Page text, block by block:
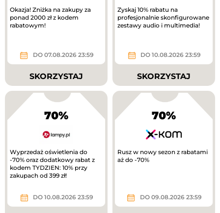
Okazja! Zniżka na zakupy za
ponad 2000 zł z kodem
rabatowym!
DO 07.08.2026 23:59
SKORZYSTAJ
Zyskaj 10% rabatu na
profesjonalnie skonfigurowane
zestawy audio i multimedia!
DO 10.08.2026 23:59
SKORZYSTAJ
70%
Wyprzedaż oświetlenia do
-70% oraz dodatkowy rabat z
kodem TYDZIEN: 10% przy
zakupach od 399 zł!
DO 10.08.2026 23:59
70%
Rusz w nowy sezon z rabatami
aż do -70%
DO 09.08.2026 23:59